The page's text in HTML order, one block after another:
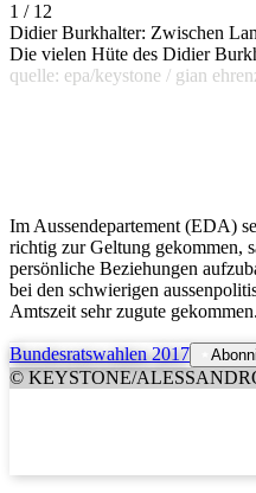
1 / 12
Didier Burkhalter: Zwischen
Die vielen Hüte des Didier
quelle: epa/keystone / gian
Im Aussendepartement (EDA)
richtig zur Geltung gekommen,
persönliche Beziehungen
bei den schwierigen
Amtszeit sehr zugute gekommen.
Bundesratswahlen 2017
© KEYSTONE/